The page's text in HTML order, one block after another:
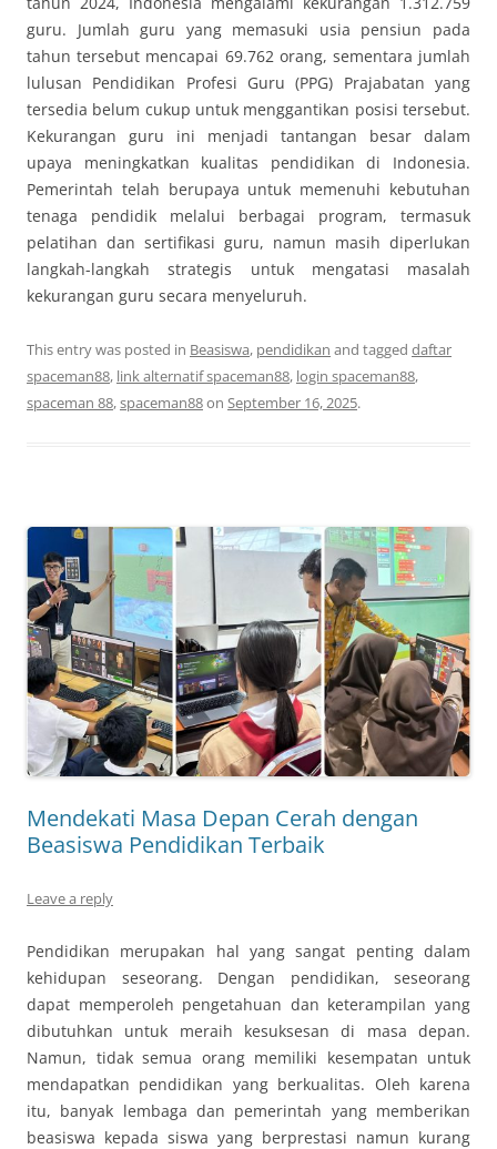
guru. Jumlah guru yang memasuki usia pensiun pada
tahun tersebut mencapai 69.762 orang, sementara jumlah
lulusan Pendidikan Profesi Guru (PPG) Prajabatan yang
tersedia belum cukup untuk menggantikan posisi tersebut.
Kekurangan guru ini menjadi tantangan besar dalam
upaya meningkatkan kualitas pendidikan di Indonesia.
Pemerintah telah berupaya untuk memenuhi kebutuhan
tenaga pendidik melalui berbagai program, termasuk
pelatihan dan sertifikasi guru, namun masih diperlukan
langkah-langkah strategis untuk mengatasi masalah
kekurangan guru secara menyeluruh.
This entry was posted in Beasiswa, pendidikan and tagged daftar
spaceman88, link alternatif spaceman88, login spaceman88,
spaceman 88,spaceman88on September 16, 2025.
Mendekati Masa Depan Cerah dengan
Beasiswa Pendidikan Terbaik
Leave a reply
Pendidikan merupakan hal yang sangat penting dalam
kehidupan seseorang. Dengan pendidikan, seseorang
dapat memperoleh pengetahuan dan keterampilan yang
dibutuhkan untuk meraih kesuksesan di masa depan.
Namun, tidak semua orang memiliki kesempatan untuk
mendapatkan pendidikan yang berkualitas. Oleh karena
itu, banyak lembaga dan pemerintah yang memberikan
beasiswa kepada siswa yang berprestasi namun kurang